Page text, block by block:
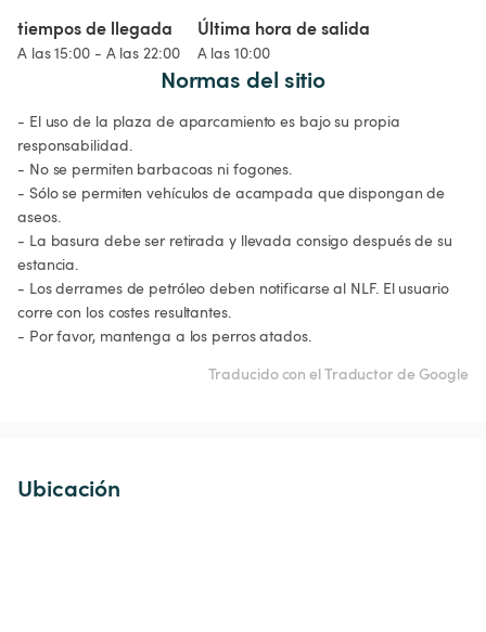
tiempos de llegada
A las 15:00 - A las 22:00
Última hora de salida
A las 10:00
Normas del sitio
- El uso de la plaza de aparcamiento es bajo su propia
responsabilidad.
- No se permiten barbacoas ni fogones.
- Sólo se permiten vehículos de acampada que dispongan de
aseos.
- La basura debe ser retirada y llevada consigo después de su
estancia.
- Los derrames de petróleo deben notificarse al NLF. El usuario
corre con los costes resultantes.
Traducido con el Traductor de Google
Ubicación